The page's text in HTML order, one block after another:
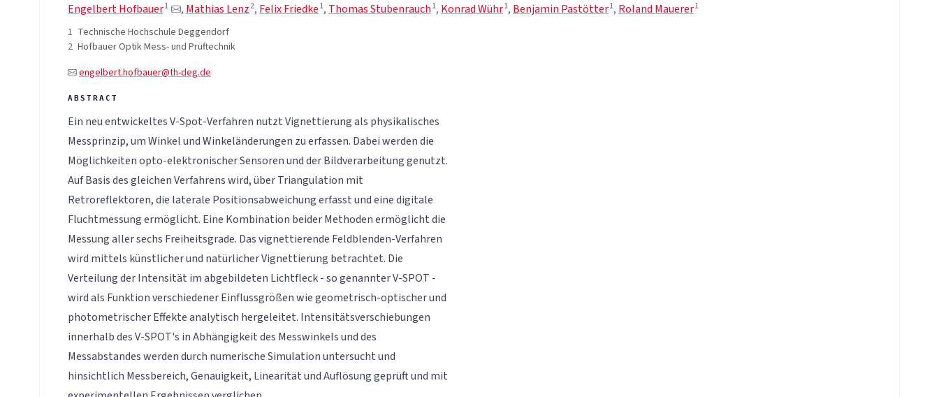
Engelbert Hofbauer1 , Mathias Lenz 2, Felix Friedke 1, Thomas Stubenrauch 1, Konrad Wühr1, Benjamin Pastötter1, Roland Mauerer1
1 Technische Hochschule Deggendorf
2 Hofbauer Optik Mess- und Prüftechnik
engelbert.hofbauer@th-deg.de
Ein neu entwickeltes V-Spot-Verfahren nutzt Vignettierung als physikalisches
Messprinzip, um Winkel und Winkeländerungen zu erfassen. Dabei werden die
Möglichkeiten opto-elektronischer Sensoren und der Bildverarbeitung genutzt.
Auf Basis des gleichen Verfahrens wird, über Triangulation mit
Retroreflektoren, die laterale Positionsabweichung erfasst und eine digitale
Fluchtmessung ermöglicht. Eine Kombination beider Methoden ermöglicht die
Messung aller sechs Freiheitsgrade. Das vignettierende Feldblenden-Verfahren
wird mittels künstlicher und natürlicher Vignettierung betrachtet. Die
Verteilung der Intensität im abgebildeten Lichtfleck - so genannter V-SPOT -
wird als Funktion verschiedener Einflussgrößen wie geometrisch-optischer und
photometrischer Effekte analytisch hergeleitet. Intensitätsverschiebungen
innerhalb des V-SPOT's in Abhängigkeit des Messwinkels und des
Messabstandes werden durch numerische Simulation untersucht und
hinsichtlich Messbereich, Genauigkeit, Linearität und Auflösung geprüft und mit